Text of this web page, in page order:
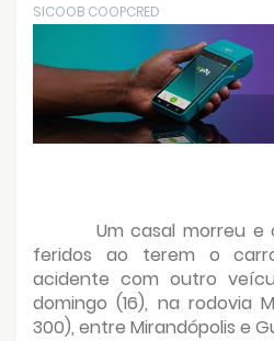
SICOOB COOPCRED
Um casal morreu e
feridos ao terem o
acidente com outro
domingo (16), na rodovia
300), entre Mirandópolis e